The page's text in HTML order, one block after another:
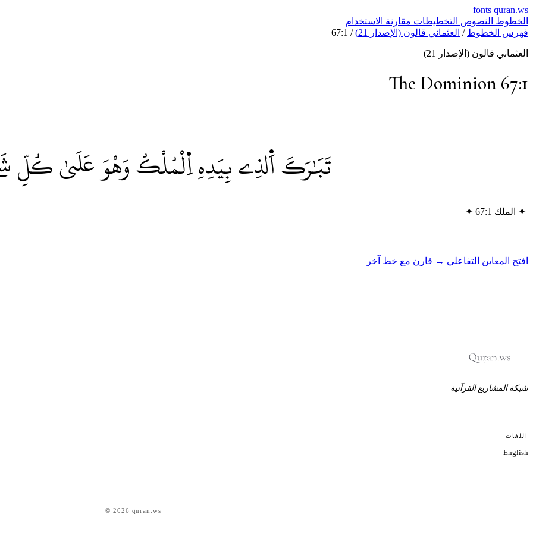
fonts quran.ws
الخطوط النصوص التخطيطات مقارنة الاستخدام
فهرس الخطوط / العثماني قالون (الإصدار 21) /
67:1
العثماني قالون (الإصدار 21)
The Dominion 67:1
تَبَٰرَكَ اَ۬لذِے بِيَدِهِ اِ۬لْمُلْكُ وَهْوَ عَلَىٰ كُلِّ
✦ الملك 67:1 ✦
افتح المعاين التفاعلي → قارن مع خط آخر
شبكة المشاريع القرآنية
اللغات
English
© 2026 quran.ws